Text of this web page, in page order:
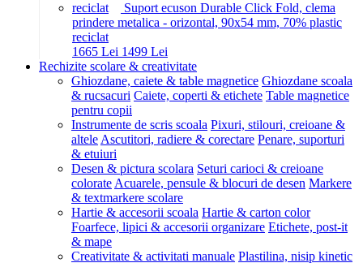
Suport ecuson Durable Click Fold, clema
prindere metalica - orizontal, 90x54 mm, 70% plastic
reciclat
1665 Lei 1499 Lei
Rechizite scolare & creativitate
Ghiozdane, caiete & table magnetice Ghiozdane scoala
& rucsacuri Caiete, coperti & etichete Table magnetice
pentru copii
Instrumente de scris scoala Pixuri, stilouri, creioane &
altele Ascutitori, radiere & corectare Penare, suporturi
& etuiuri
Desen & pictura scolara Seturi carioci & creioane
colorate Acuarele, pensule & blocuri de desen Markere
& textmarkere scolare
Hartie & accesorii scoala Hartie & carton color
Foarfece, lipici & accesorii organizare Etichete, post-it
& mape
Creativitate & activitati manuale Plastilina, nisip kinetic